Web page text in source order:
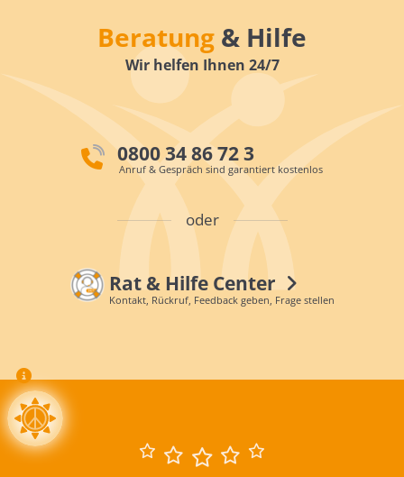
Beratung & Hilfe
Wir helfen Ihnen 24/7
0800 34 86 72 3
Anruf & Gespräch sind garantiert kostenlos
oder
Rat & Hilfe Center
Kontakt, Rückruf, Feedback geben, Frage stellen